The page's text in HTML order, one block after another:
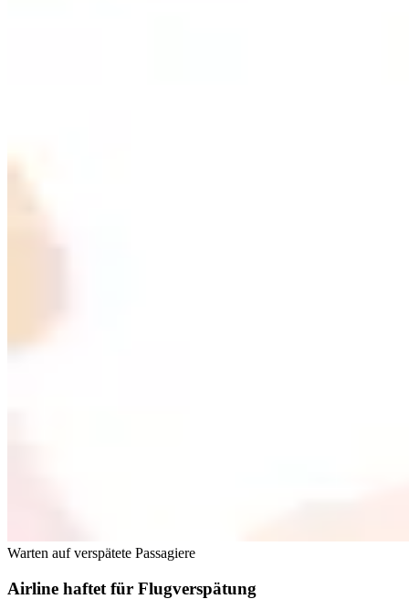
Warten auf verspätete Passagiere
Airline haftet für Flugverspätung